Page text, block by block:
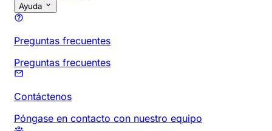
Ayuda
Preguntas frecuentes
Preguntas frecuentes
Contáctenos
Póngase en contacto con nuestro equipo